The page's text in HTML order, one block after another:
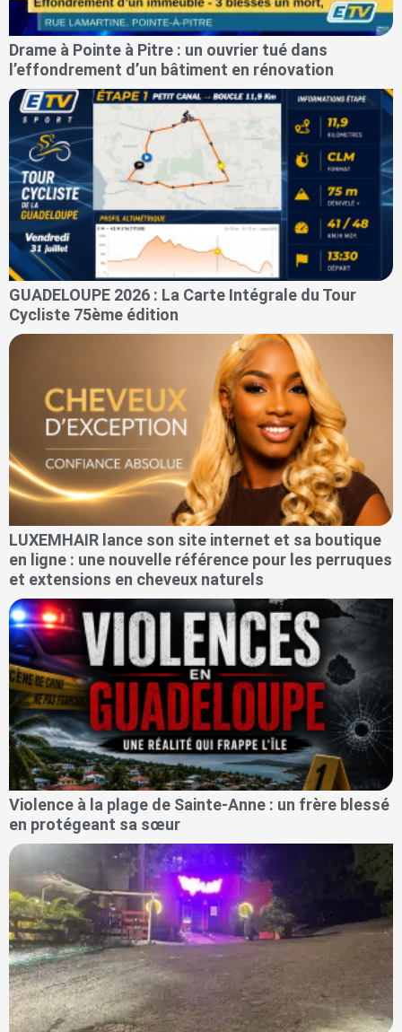
Drame à Pointe à Pitre : un ouvrier tué dans
l’effondrement d’un bâtiment en rénovation
GUADELOUPE 2026 : La Carte Intégrale du Tour
Cycliste 75ème édition
LUXEMHAIR lance son site internet et sa boutique
en ligne : une nouvelle référence pour les perruques
et extensions en cheveux naturels
Violence à la plage de Sainte-Anne : un frère blessé
en protégeant sa sœur